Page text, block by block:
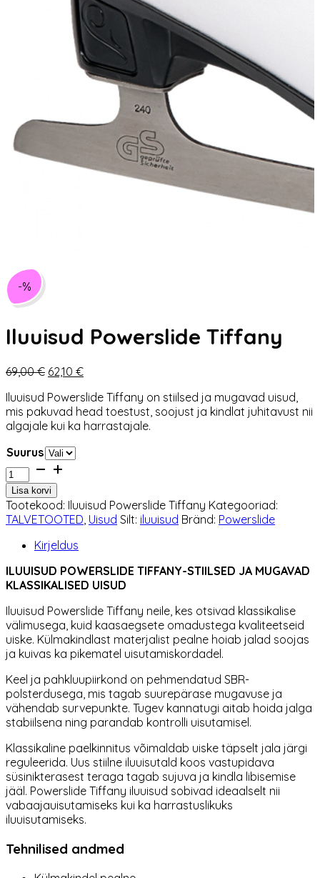
-%
Iluuisud Powerslide Tiffany
69,00€ Algne
oli:
69,00 €.
62,10 €Praegune
on:
62,10 €.
Iluuisud Powerslide Tiffany on stiilsed ja mugavad uisud,
mis pakuvad head toestust, soojust ja kindlat juhitavust nii
algajale kui ka harrastajale.
Suurus
Iluuisud
Powerslide
Tiffany
kogus
Lisa korvi
Tootekood: Iluuisud Powerslide Tiffany Kategooriad:
TALVETOOTED, Uisud Silt: iluuisud Bränd: Powerslide
Kirjeldus
ILUUISUD POWERSLIDE TIFFANY-STIILSED JA MUGAVAD
KLASSIKALISED UISUD
Iluuisud Powerslide Tiffany neile, kes otsivad klassikalise
välimusega, kuid kaasaegsete omadustega kvaliteetseid
uiske. Külmakindlast materjalist pealne hoiab jalad soojas
ja kuivas ka pikematel uisutamiskordadel.
Keel ja pahkluupiirkond on pehmendatud SBR-
polsterdusega, mis tagab suurepärase mugavuse ja
vähendab survepunkte. Tugev kannatugi aitab hoida jalga
stabiilsena ning parandab kontrolli uisutamisel.
Klassikaline paelkinnitus võimaldab uiske täpselt jala järgi
reguleerida. Uus stiilne iluuisutald koos vastupidava
süsinikterasest teraga tagab sujuva ja kindla libisemise
jääl. Powerslide Tiffany iluuisud sobivad ideaalselt nii
vabaajauisutamiseks kui ka harrastuslikuks
iluuisutamiseks.
Tehnilised andmed